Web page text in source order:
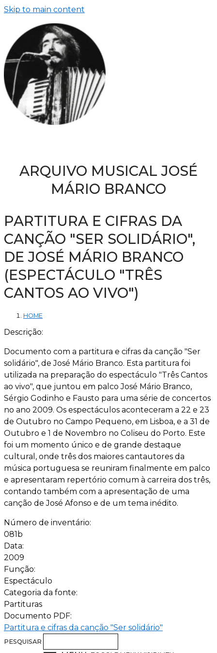
Skip to main content
ARQUIVO MUSICAL JOSÉ
MÁRIO BRANCO
PARTITURA E CIFRAS DA
CANÇÃO "SER SOLIDÁRIO",
DE JOSÉ MÁRIO BRANCO
(ESPECTÁCULO "TRÊS
CANTOS AO VIVO")
HOME
Descrição:
Documento com a partitura e cifras da canção "Ser
solidário", de José Mário Branco. Esta partitura foi
utilizada na preparação do espectáculo "Três Cantos
ao vivo", que juntou em palco José Mário Branco,
Sérgio Godinho e Fausto para uma série de concertos
no ano 2009. Os espectáculos aconteceram a 22 e 23
de Outubro no Campo Pequeno, em Lisboa, e a 31 de
Outubro e 1 de Novembro no Coliseu do Porto. Este
foi um momento único e de grande destaque
cultural, onde três dos maiores cantautores da
música portuguesa se reuniram finalmente em palco
e apresentaram repertório comum à carreira dos três,
contando também com a apresentação de uma
canção de José Afonso e de um tema inédito.
Número de inventário:
081b
Data:
2009
Função:
Espectáculo
Categoria da fonte:
Partituras
Documento PDF:
Partitura e cifras da canção "Ser solidário"
PESQUISAR